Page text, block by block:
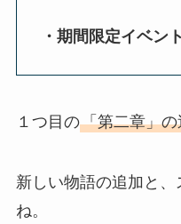
・期間限定イベン
１つ目の「第二章」の
新しい物語の追加と
ね。